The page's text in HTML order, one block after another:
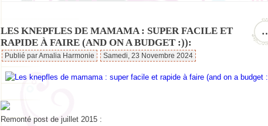
…
LES KNEPFLES DE MAMAMA : SUPER FACILE ET
RAPIDE À FAIRE (AND ON A BUDGET :)):
Publié par Amalia Harmonie Samedi, 23 Novembre 2024
Remonté post de juillet 2015 :